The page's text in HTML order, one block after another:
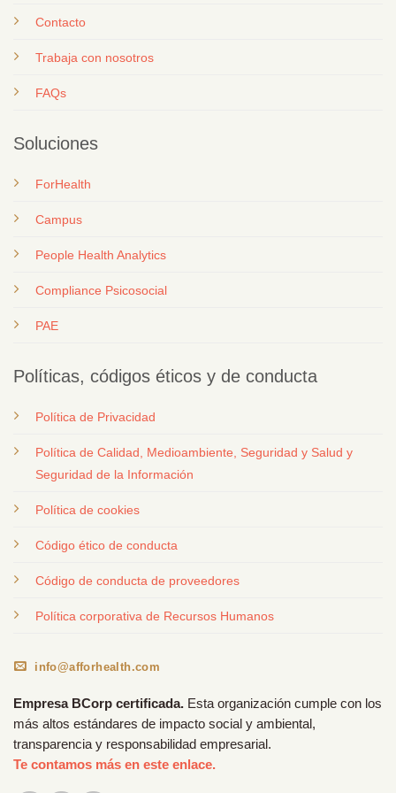
Contacto
Trabaja con nosotros
FAQs
Soluciones
ForHealth
Campus
People Health Analytics
Compliance Psicosocial
PAE
Políticas, códigos éticos y de conducta
Política de Privacidad
Política de Calidad, Medioambiente, Seguridad y Salud y
Seguridad de la Información
Política de cookies
Código ético de conducta
Código de conducta de proveedores
Política corporativa de Recursos Humanos
info@afforhealth.com
Empresa BCorp certificada. Esta organización cumple con los
más altos estándares de impacto social y ambiental,
transparencia y responsabilidad empresarial.
Te contamos más en este enlace.